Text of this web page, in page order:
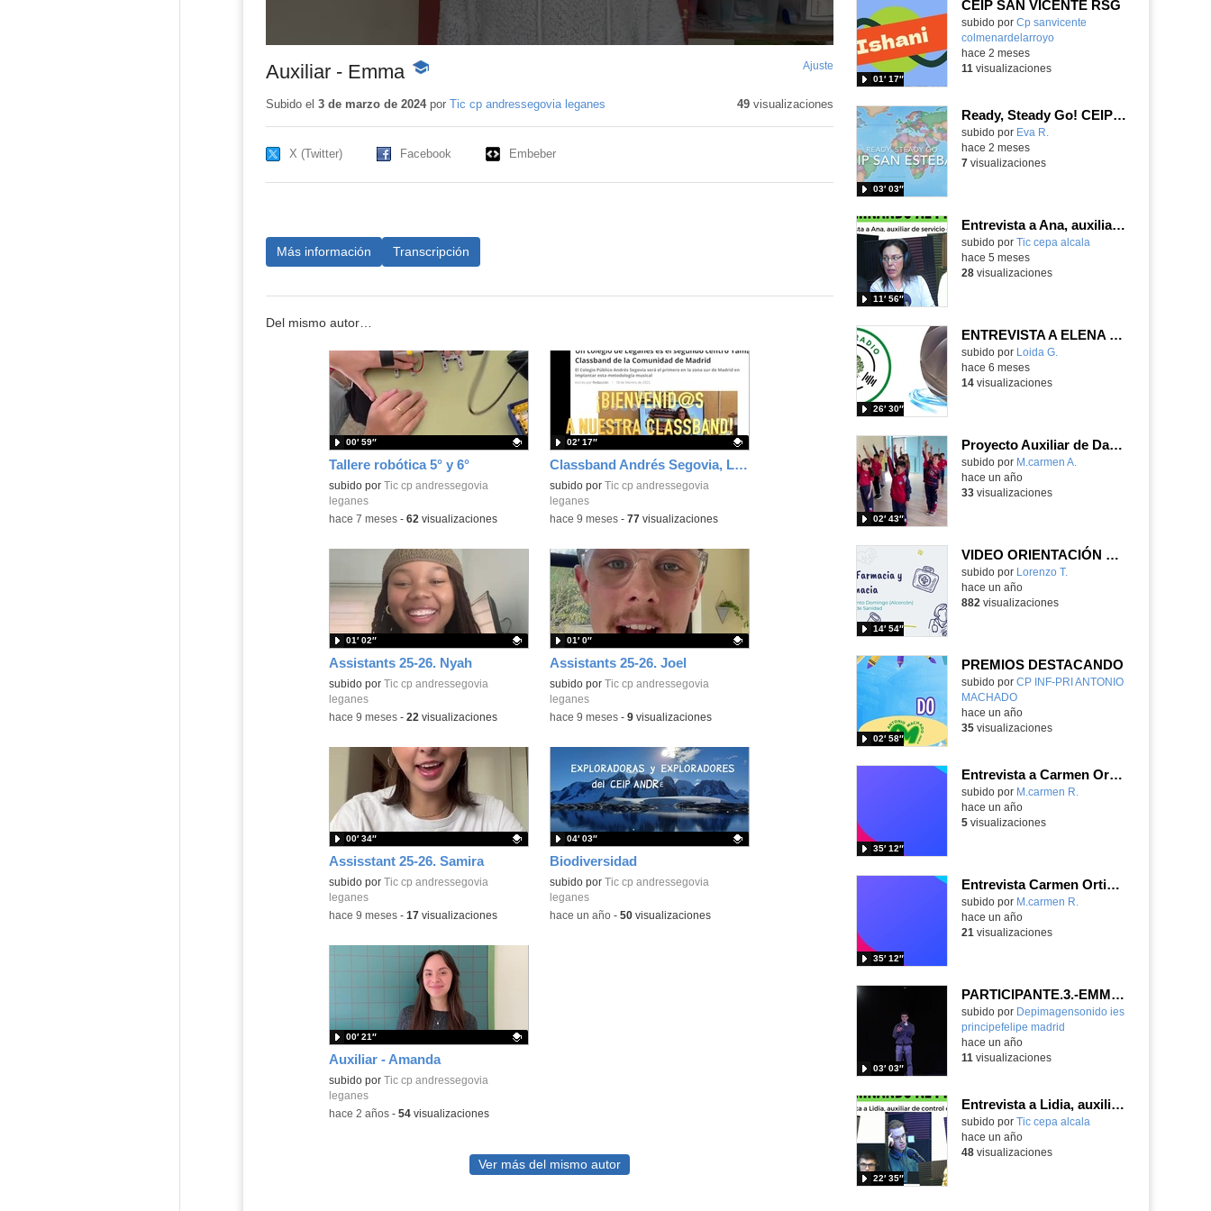
Auxiliar - Emma -
educativo
Ajuste
pantalla
Subido el 3 de marzo de 2024por Tic cp andressegovia leganes 49visualizaciones
X (Twitter) Facebook Embeber
Más información Transcripción
Del mismo autor…
Tallere robótica 5° y 6°
Contenido educativo.
subido por
Tic cp andressegovia
leganes
00′ 59″
-hace 7 meses- 62 visualizaciones
Classband Andrés Segovia, Leganés
Contenido educativo.
subido por
Tic cp andressegovia
leganes
02′ 17″
-hace 9 meses- 77 visualizaciones
Assistants 25-26. Nyah
Contenido educativo.
subido por
Tic cp andressegovia
leganes
01′ 02″
-hace 9 meses- 22 visualizaciones
Assistants 25-26. Joel
Contenido educativo.
subido por
Tic cp andressegovia
leganes
01′ 0″
-hace 9 meses- 9visualizaciones
Assisstant 25-26. Samira
Contenido educativo.
subido por
Tic cp andressegovia
leganes
00′ 34″
-hace 9 meses- 17 visualizaciones
Biodiversidad
Contenido educativo.
subido por
Tic cp andressegovia
leganes
04′ 03″
-hace un año- 50visualizaciones
Auxiliar - Amanda
Contenido educativo.
subido por
Tic cp andressegovia
leganes
00′ 21″
-hace 2 años- 54visualizaciones
Ver más del mismo autor
CEIP SAN VICENTE RSG
Contenido educativo.
subido por Cp sanvicente
colmenardelarroyo
01′ 17″
-
hace 2 meses
11 visualizaciones
Ready, Steady Go! CEIP San Esteban
Contenido educativo.
subido por Eva R.
03′ 03″
hace 2 meses
7visualizaciones
Entrevista a Ana, auxiliar de control del centro
subido por Tic cepa alcala
11′ 56″
hace 5 meses
28visualizaciones
ENTREVISTA A ELENA LLAVES auxiliar de vuelo
Contenido educativo.
subido por Loida G.
26′ 30″
hace 6 meses
14visualizaciones
Proyecto Auxiliar de Danza
Contenido educativo.
subido por M.carmen A.
02′ 43″
hace un año
33visualizaciones
VIDEO ORIENTACIÓN CFGM AUXILIAR DE FARMACIA
subido por Lorenzo T.
14′ 54″
hace un año
882 visualizaciones
PREMIOS DESTACANDO
Contenido educativo.
subido por CP INF-PRI ANTONIO
MACHADO
02′ 58″
-
hace un año
35visualizaciones
Entrevista a Carmen Ortiz. Auxiliar de control
Contenido educativo.
subido por M.carmen R.
35′ 12″
hace un año
5visualizaciones
Entrevista Carmen Ortiz. Auxiliar de control IES ANTONO GALA
Contenido educativo.
subido por M.carmen R.
35′ 12″
hace un año
21 visualizaciones
PARTICIPANTE.3.-EMMA Y BERTRA 1º ESO
Contenido educativo.
subido por Depimagensonido ies
principefelipe madrid
03′ 03″
hace un año
11 visualizaciones
Entrevista a Lidia, auxiliar de control del centro
subido por Tic cepa alcala
22′ 35″
hace un año
48visualizaciones